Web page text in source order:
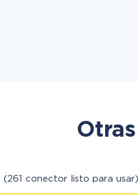
(261 conector listo para usar)